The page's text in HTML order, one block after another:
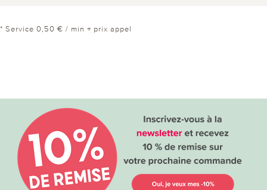
* Service 0,50 € / min + prix appel